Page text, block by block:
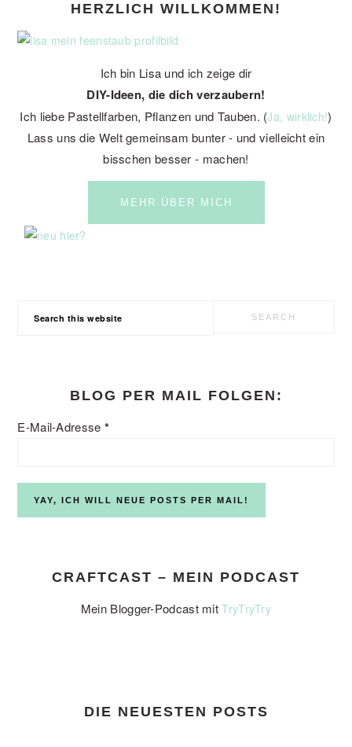
HERZLICH WILLKOMMEN!
Ich bin Lisa und ich zeige dir
DIY-Ideen, die dich verzaubern!
Ich liebe Pastellfarben, Pflanzen und Tauben. (Ja, wirklich!)
Lass uns die Welt gemeinsam bunter - und vielleicht ein
bisschen besser - machen!
MEHR ÜBER MICH
BLOG PER MAIL FOLGEN:
E-Mail-Adresse *
CRAFTCAST – MEIN PODCAST
Mein Blogger-Podcast mitTryTryTry
DIE NEUESTEN POSTS